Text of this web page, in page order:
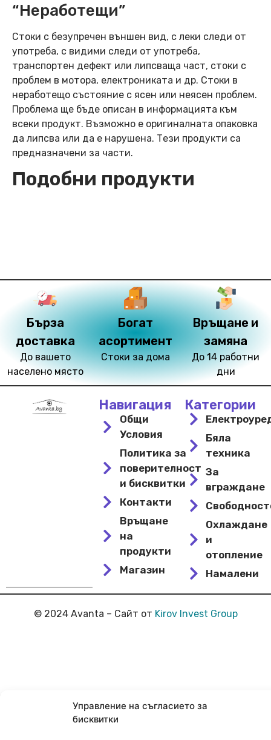
Управление на съгласието за
бисквитки
“Неработещи”
Стоки с безупречен външен вид, с леки следи от
употреба, с видими следи от употреба,
транспортен дефект или липсваща част, стоки с
проблем в мотора, електрониката и др. Стоки в
неработещо състояние с ясен или неясен проблем.
Проблема ще бъде описан в информацията към
всеки продукт. Възможно е оригиналната опаковка
да липсва или да е нарушена. Тези продукти са
предназначени за части.
Подобни продукти
Бърза
доставка
До вашето
населено място
Богат
асортимент
Стоки за дома
Връщане и
замяна
До 14 работни
дни
Навигация
Общи
Условия
Политика за
поверителност
и бисквитки
Контакти
Връщане
на
продукти
Магазин
Категории
Бяла
техника
За
вграждане
Охлаждане
и
отопление
Намалени
© 2024 Avanta – Сайт от Kirov Invest Group